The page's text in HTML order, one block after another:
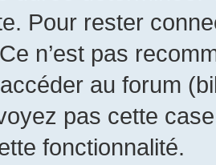
Pour rester
n’est pas
au forum
pas cette
fonctionnalité.